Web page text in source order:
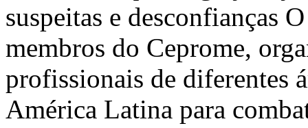
suspeitas e desconfianças
membros do Ceprome,
profissionais de diferentes
América Latina para